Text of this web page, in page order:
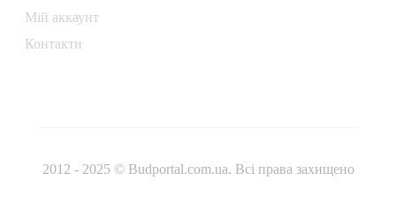
Мій аккаунт
Контакти
2012 - 2025 © Budportal.com.ua. Всі права захищено